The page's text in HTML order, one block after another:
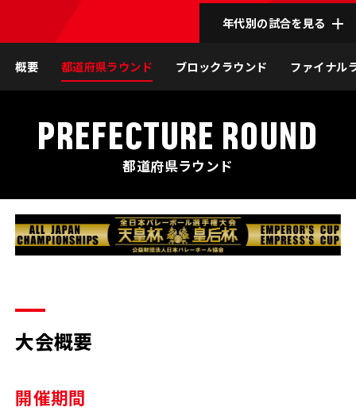
年代別の試合を見る
概要 都道府県ラウンド ブロックラウンド ファイナル
PREFECTURE ROUND
都道府県ラウンド
大会概要
開催期間